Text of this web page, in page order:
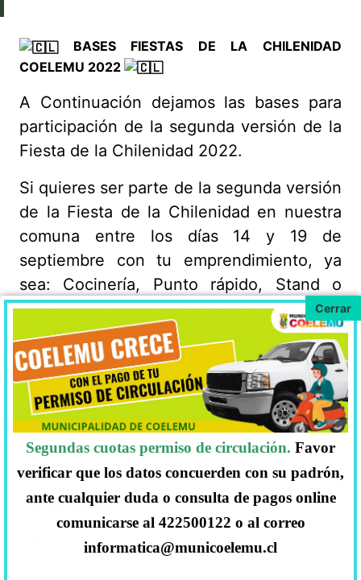
BASES FIESTAS DE LA CHILENIDAD
COELEMU 2022
A Continuación dejamos las bases para
participación de la segunda versión de la
Fiesta de la Chilenidad 2022.
Si quieres ser parte de la segunda versión
de la Fiesta de la Chilenidad en nuestra
comuna entre los días 14 y 19 de
septiembre con tu emprendimiento, ya
sea: Cocinería, Punto rápido, Stand o
Food Truck de empanadas, pizzas,
completos, anticuchos, entre otros,
inscríbete en las dependencias de la
Ilustre Municipalidad de Coelemu.
BASES:
BASES-FIESTA-CHILENIDAD-2022-DEFINITIVAS Descarga
MÁS INFORMACIÓN:
Dorca Neira
+56 9 3886 7123
Segundas cuotas permiso de circulación. Favor
verificar que los datos concuerden con su padrón,
ante cualquier duda o consulta de pagos online
comunicarse al 422500122 o al correo
informatica@municoelemu.cl